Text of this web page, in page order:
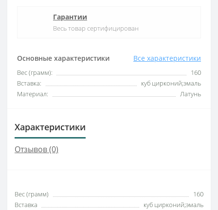
Основные характеристики Все характеристики
Вес (грамм):
160
Вставка:
куб цирконий;эмаль
Материал:
Латунь
Гарантии
Весь товар сертифицирован
Характеристики
Отзывов (0)
Вес (грамм)
160
Вставка
куб цирконий;эмаль